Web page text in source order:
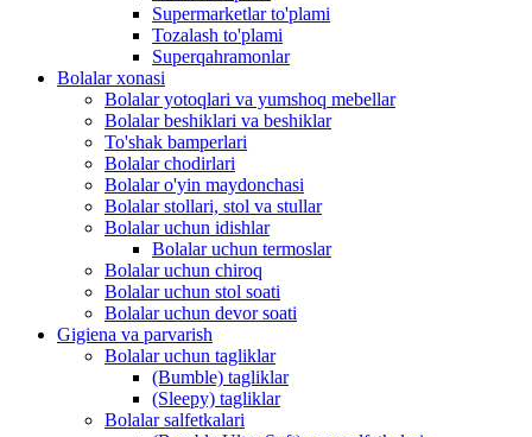
Supermarketlar to'plami
Tozalash to'plami
Superqahramonlar
Bolalar xonasi
Bolalar yotoqlari va yumshoq mebellar
Bolalar beshiklari va beshiklar
To'shak bamperlari
Bolalar chodirlari
Bolalar o'yin maydonchasi
Bolalar stollari, stol va stullar
Bolalar uchun idishlar
Bolalar uchun termoslar
Bolalar uchun chiroq
Bolalar uchun stol soati
Bolalar uchun devor soati
Gigiena va parvarish
Bolalar uchun tagliklar
(Bumble) tagliklar
(Sleepy) tagliklar
Bolalar salfetkalari